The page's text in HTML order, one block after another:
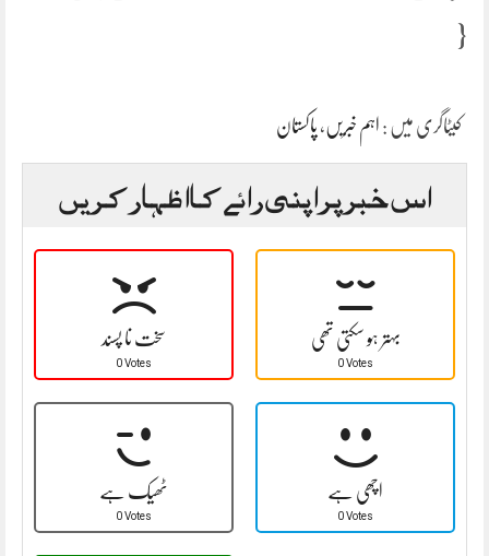
}
کیٹاگری میں : اہم خبریں ، پاکستان
اس خبر پر اپنی رائے کا اظہار کریں
سخت نا پسند
0 Votes
بہتر ہو سکتی تھی
0 Votes
ٹھیک ہے
0 Votes
اچھی ہے
0 Votes